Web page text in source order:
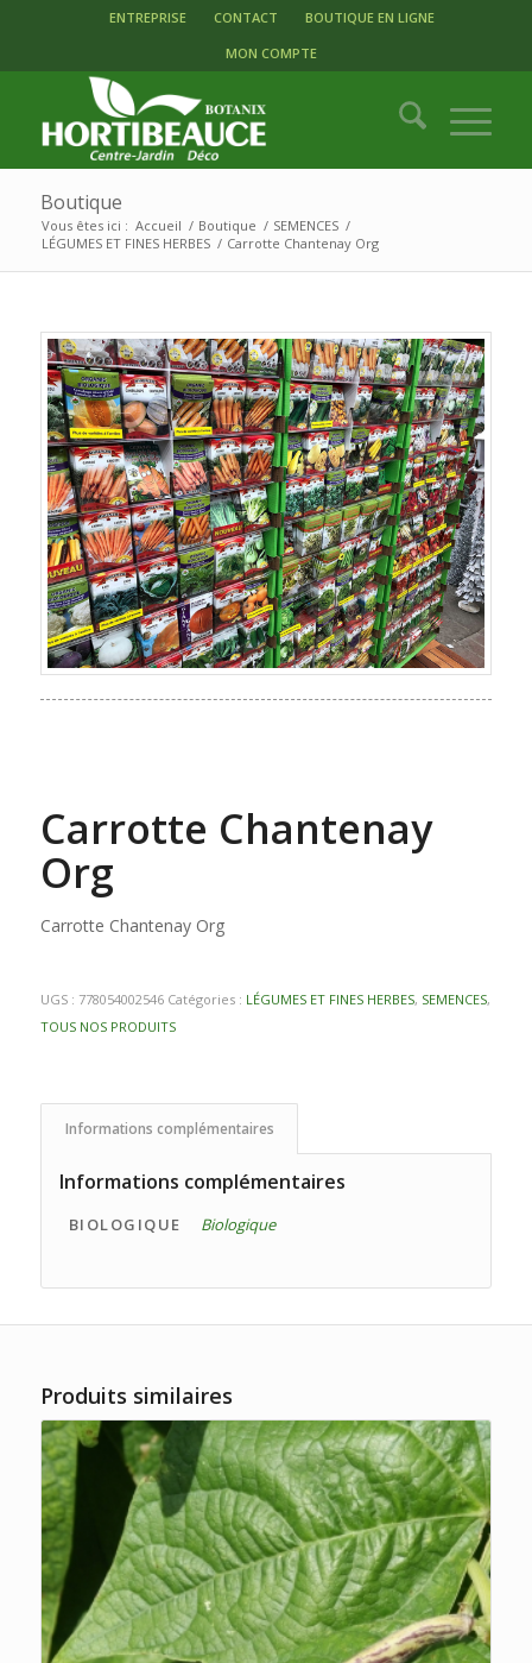
ENTREPRISE CONTACT
BOUTIQUE EN LIGNE
MON COMPTE
Boutique
Vous êtes ici : Accueil / Boutique / SEMENCES /
LÉGUMES ET FINES HERBES / Carrotte Chantenay Org
Carrotte Chantenay
Org
Carrotte Chantenay Org
UGS : 778054002546 Catégories : LÉGUMES ET FINES HERBES, SEMENCES,
TOUS NOS PRODUITS
Informations complémentaires
Informations complémentaires
BIOLOGIQUE Biologique
Produits similaires